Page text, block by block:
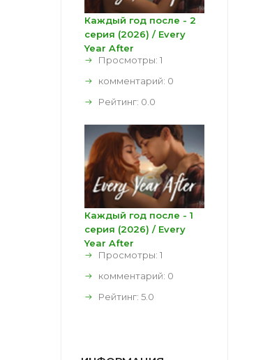
Каждый год после - 2
серия (2026) / Every
Year After
Просмотры: 1
комментарий: 0
Рейтинг: 0.0
Каждый год после - 1
серия (2026) / Every
Year After
Просмотры: 1
комментарий: 0
Рейтинг: 5.0